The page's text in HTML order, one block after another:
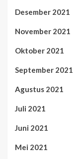
Desember 2021
November 2021
Oktober 2021
September 2021
Agustus 2021
Juli 2021
Juni 2021
Mei 2021